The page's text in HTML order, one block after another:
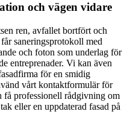
och vägen vidare
ren, avfallet bortfört och
saneringsprotokoll med
och foton som underlag för
entreprenader. Vi kan även
för en smidig
vårt kontaktformulär för
få professionell rådgivning om
eller en uppdaterad fasad på